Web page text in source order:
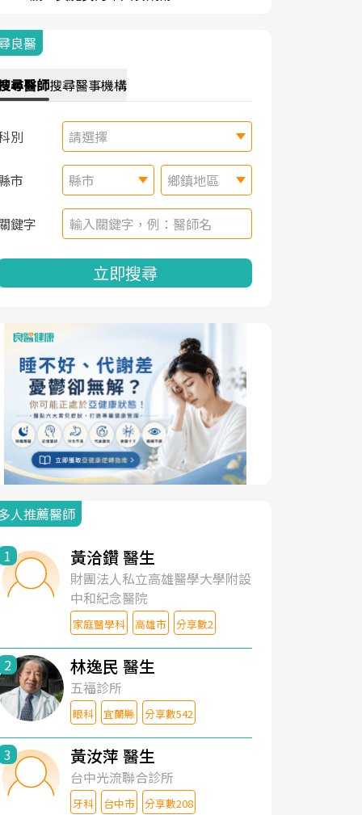
良醫
尋醫師搜尋醫事機構
別 請選擇
市 縣市 鄉鎮地區
鍵字
立即搜尋
人推薦醫師
1 黃洽鑽 醫生
財團法人私立高雄醫學大學附設
中和紀念醫院
家庭醫學科 高雄市 分享數2
2 林逸民 醫生
五福診所
眼科 宜蘭縣 分享數542
3 黃汝萍 醫生
台中光流聯合診所
牙科 台中市 分享數208